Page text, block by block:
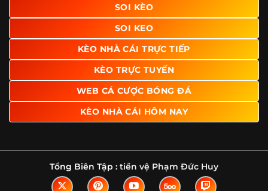
SOI KÈO
SOI KEO
KÈO NHÀ CÁI TRỰC TIẾP
KÈO TRỰC TUYẾN
WEB CÁ CƯỢC BÓNG ĐÁ
KÈO NHÀ CÁI HÔM NAY
Tổng Biên Tập : tiền vệ Phạm Đức Huy